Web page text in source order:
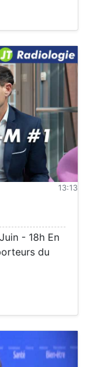
13:13
- 18h En
du